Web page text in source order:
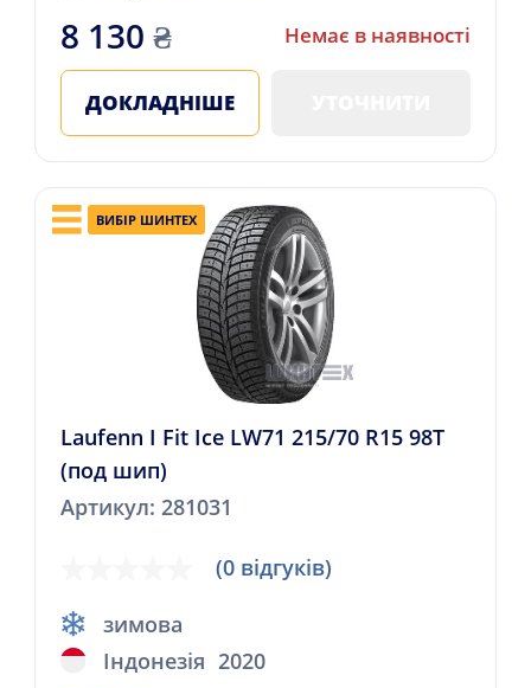
8 130 ₴ Немає в наявності
ДОКЛАДНІШЕ
ВИБІР ШИНТЕХ
Laufenn I Fit Ice LW71 215/70 R15 98T
(под шип)
Артикул: 281031
(0 відгуків)
зимова
Індонезія 2020